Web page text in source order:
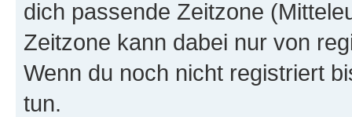
dich passende Zeitzone
Zeitzone kann dabei nur von
Wenn du noch nicht registriert
tun.